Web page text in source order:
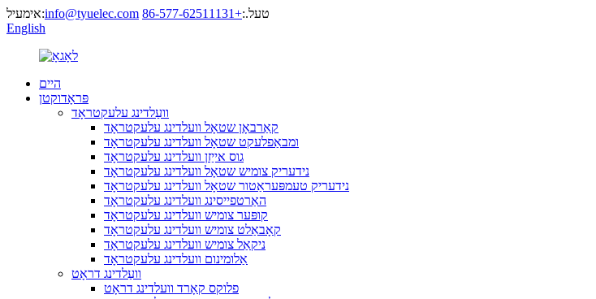
אימעיל:info@tyuelec.com טעל.:+86-577-62511131
English
היים
פּראָדוקטן
וועַלדינג עלעקטראָד
קאַרבאָן שטאָל וועלדינג עלעקטראָד
ומבאַפלעקט שטאָל וועלדינג עלעקטראָד
גוס אייַזן וועלדינג עלעקטראָד
נידעריק צומיש שטאָל וועלדינג עלעקטראָד
נידעריק טעמפּעראַטור שטאָל וועלדינג עלעקטראָד
האַרטפייסינג וועלדינג עלעקטראָד
קופּער צומיש וועלדינג עלעקטראָד
קאָבאַלט צומיש וועלדינג עלעקטראָד
ניקאַל צומיש וועלדינג עלעקטראָד
אַלומינום וועלדינג עלעקטראָד
וועַלדינג דראָט
פלוקס קאָרד וועלדינג דראָט